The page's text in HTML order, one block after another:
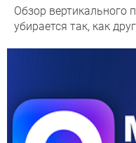
Обзор вертикального
убирается так, как